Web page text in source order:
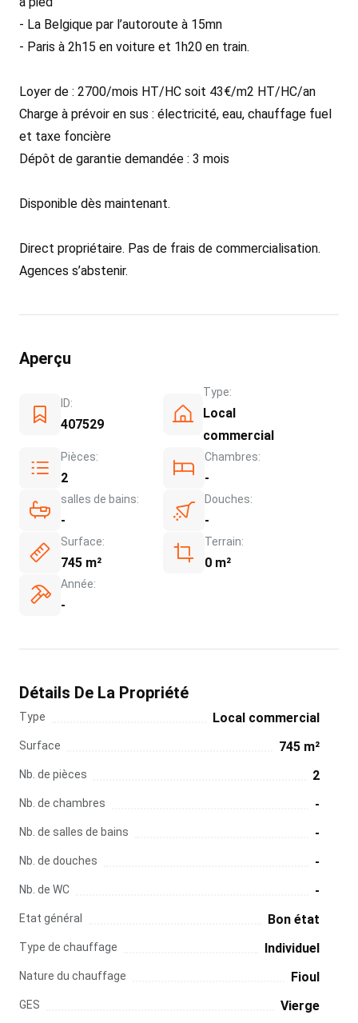
- La Belgique par l’autoroute à 15mn
- Paris à 2h15 en voiture et 1h20 en train.
Loyer de : 2700/mois HT/HC soit 43€/m2 HT/HC/an
Charge à prévoir en sus : électricité, eau, chauffage fuel
et taxe foncière
Dépôt de garantie demandée : 3 mois
Disponible dès maintenant.
Direct propriétaire. Pas de frais de commercialisation.
Agences s’abstenir.
Aperçu
ID:
407529
Type:
Local
commercial
Pièces:
2
Chambres:
-
salles de bains:
-
Douches:
-
Surface:
745 m²
Terrain:
0 m²
Année:
-
Détails De La Propriété
Type Local commercial
Surface 745 m²
Nb. de pièces 2
Nb. de chambres -
Nb. de salles de bains -
Nb. de douches -
Nb. de WC -
Etat général Bon état
Type de chauffage Individuel
Nature du chauffage Fioul
GES Vierge